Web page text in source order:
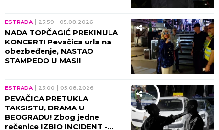
ESTRADA 23:59 05.08.2026
NADA TOPČAGIĆ PREKINULA
KONCERT! Pevačica urla na
obezbeđenje, NASTAO
STAMPEDO U MASI!
ESTRADA 23:00 05.08.2026
PEVAČICA PRETUKLA
TAKSISTU, DRAMA U
BEOGRADU! Zbog jedne
rečenice IZBIO INCIDENT -